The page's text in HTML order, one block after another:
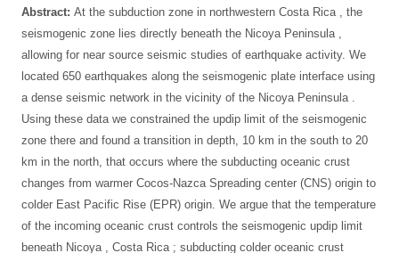
Abstract: At the subduction zone in northwestern Costa Rica , the
seismogenic zone lies directly beneath the Nicoya Peninsula ,
allowing for near source seismic studies of earthquake activity. We
located 650 earthquakes along the seismogenic plate interface using
a dense seismic network in the vicinity of the Nicoya Peninsula .
Using these data we constrained the updip limit of the seismogenic
zone there and found a transition in depth, 10 km in the south to 20
km in the north, that occurs where the subducting oceanic crust
changes from warmer Cocos-Nazca Spreading center (CNS) origin to
colder East Pacific Rise (EPR) origin. We argue that the temperature
of the incoming oceanic crust controls the seismogenic updip limit
beneath Nicoya , Costa Rica ; subducting colder oceanic crust